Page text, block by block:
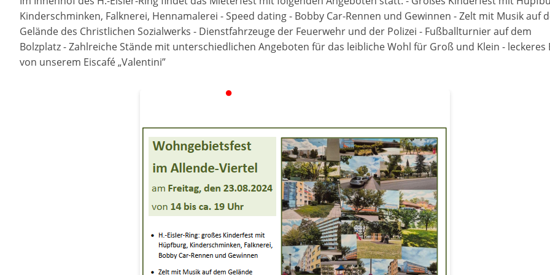
Kinderschminken, Falknerei, Hennamalerei - Speed dating - Bobby Car-Rennen und Gewinnen - Zelt mit Musik auf
Gelände des Christlichen Sozialwerks - Dienstfahrzeuge der Feuerwehr und der Polizei - Fußballturnier auf dem
Bolzplatz - Zahlreiche Stände mit unterschiedlichen Angeboten für das leibliche Wohl für Groß und Klein - leckeres
von unserem Eiscafé „Valentini”